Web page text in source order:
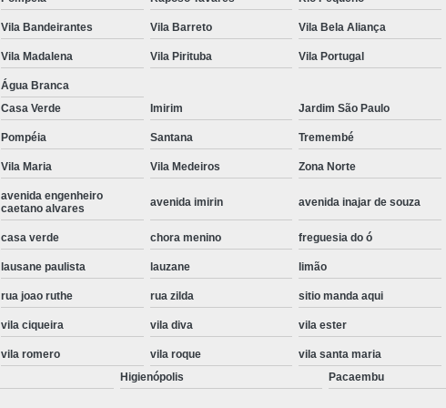
Instalação de Maquina de Lavar Roupa
Instalação Eletrica Maquina de Lavar Roupa
Instalação para Maquina de Lavar Roupa
Instalar Maquina Lavar Roupa
Samsung Instalação Maquina de
Instalação de Lava e Seca Samsung
Instalação Lava e Seca
Instalação Lava e
Instalação Maquina Lava e Seca
Instalação Samsung Lava e
Lava e Seca Samsung Instalação
Manutenção de Fogão
Manutenção de
Manutenção de Fogão
Vila Bandeirantes Vila Barreto Vila Bela Aliança
Vila Madalena Vila Pirituba Vila Portugal
Água Branca
Casa Verde Imirim Jardim São Paulo
Pompéia Santana Tremembé
Vila Maria Vila Medeiros Zona Norte
avenida engenheiro
caetano alvares
avenida imirin avenida inajar de souza
casa verde chora menino freguesia do ó
lausane paulista lauzane limão
rua joao ruthe rua zilda sitio manda aqui
vila ciqueira vila diva vila ester
vila romero vila roque vila santa maria
Higienópolis Pacaembu